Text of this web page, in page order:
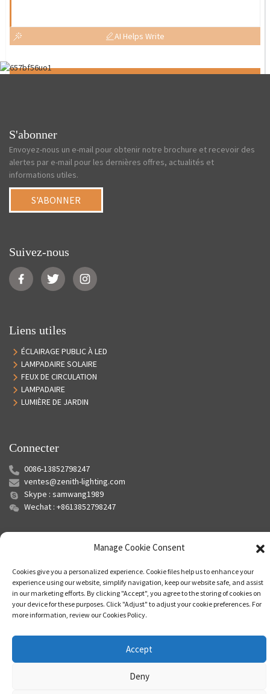
AI Helps Write
S'abonner
Envoyez-nous un e-mail pour obtenir notre brochure et recevoir des
alertes par e-mail pour les dernières offres, actualités et
informations utiles.
S'ABONNER
Suivez-nous
Liens utiles
ÉCLAIRAGE PUBLIC À LED
LAMPADAIRE SOLAIRE
FEUX DE CIRCULATION
LAMPADAIRE
LUMIÈRE DE JARDIN
Connecter
0086-13852798247
ventes@zenith-lighting.com
Skype : samwang1989
Wechat : +8613852798247
© Copyright - 2010-2024 : Tous droits réservés.Plan du site-Plan du
siteTrans-Recherche principale
Manage Cookie Consent
Cookies give you a personalized experience. Cookie files help us to enhance your
experience using our website, simplify navigation, keep our website safe, and assist
in our marketing efforts. By clicking "Accept", you agree to the storing of cookies on
your device for these purposes. Click "Adjust" to adjust your cookie preferences. For
more information, review our Cookies Policy.
Accept
Deny